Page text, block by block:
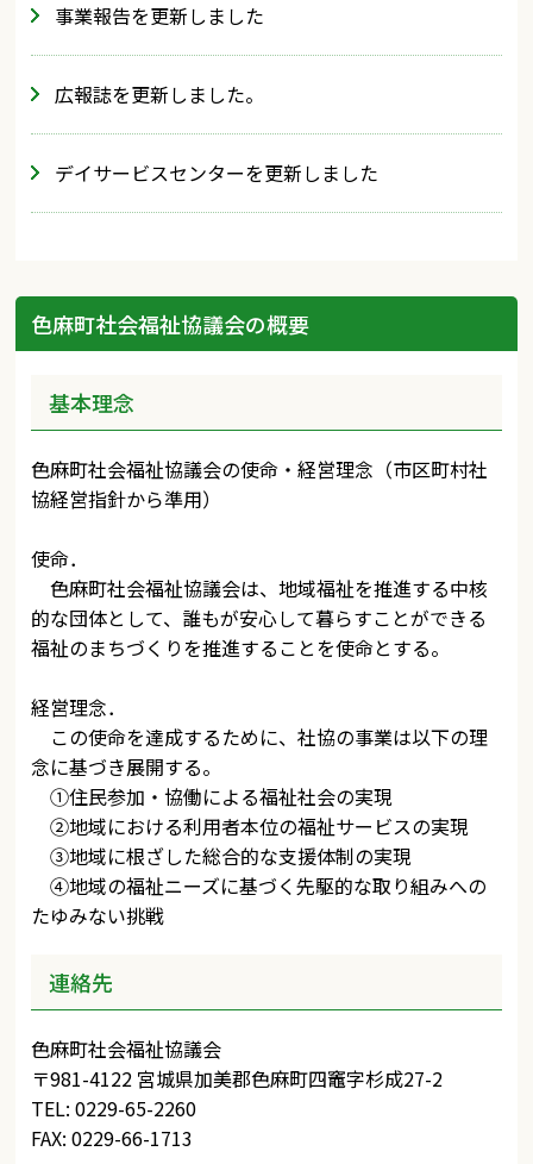
事業報告を更新しました
広報誌を更新しました。
デイサービスセンターを更新しました
色麻町社会福祉協議会の概要
基本理念
色麻町社会福祉協議会の使命・経営理念（市区町村社
協経営指針から準用）
使命．
色麻町社会福祉協議会は、地域福祉を推進する中核
的な団体として、誰もが安心して暮らすことができる
福祉のまちづくりを推進することを使命とする。
経営理念．
この使命を達成するために、社協の事業は以下の理
念に基づき展開する。
①住民参加・協働による福祉社会の実現
②地域における利用者本位の福祉サービスの実現
③地域に根ざした総合的な支援体制の実現
④地域の福祉ニーズに基づく先駆的な取り組みへの
たゆみない挑戦
連絡先
色麻町社会福祉協議会
〒981-4122 宮城県加美郡色麻町四竈字杉成27-2
TEL: 0229-65-2260
FAX: 0229-66-1713